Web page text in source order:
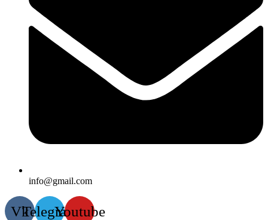
info@gmail.com
VkTelegramYoutube